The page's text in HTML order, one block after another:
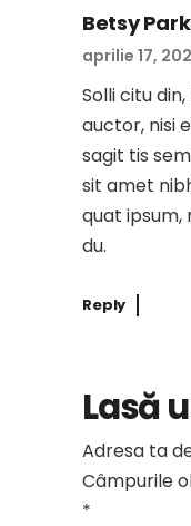
Betsy
aprilie 17,
Solli citu
auctor, nisi
sagit tis
sit amet
quat ipsum,
du.
Reply
Lasă
Adresa ta
Câmpurile
*